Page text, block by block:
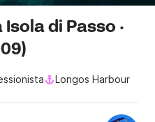
di Passo ·
Longos Harbour